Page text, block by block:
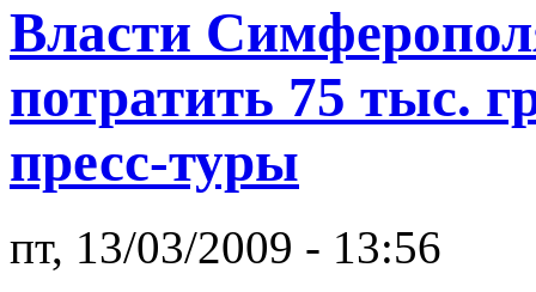
Власти
потратить 75 тыс.
пресс-туры
пт, 13/03/2009 - 13:56